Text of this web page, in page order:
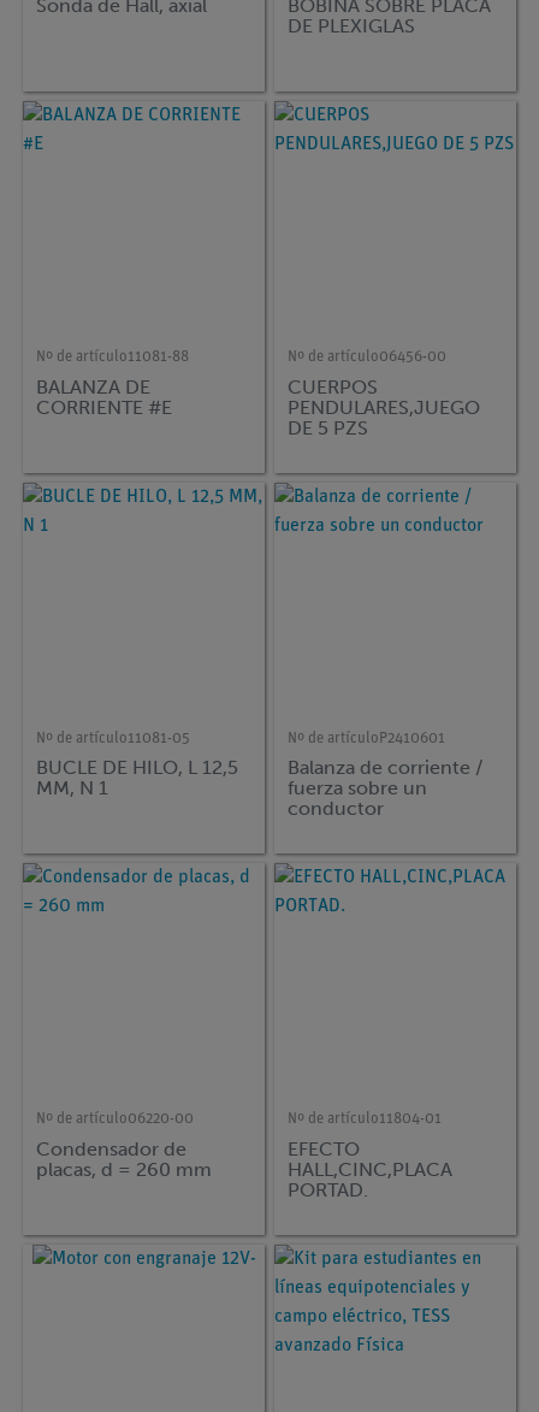
Sonda de Hall, axial
BOBINA SOBRE PLACA
DE PLEXIGLAS
Nº de artículo11081-88
BALANZA DE
CORRIENTE #E
Nº de artículo06456-00
CUERPOS
PENDULARES,JUEGO
DE 5 PZS
Nº de artículo11081-05
BUCLE DE HILO, L 12,5
MM, N 1
Nº de artículo P2410601
Balanza de corriente /
fuerza sobre un
conductor
Nº de artículo06220-00
Condensador de
placas, d = 260 mm
Nº de artículo11804-01
EFECTO
HALL,CINC,PLACA
PORTAD.